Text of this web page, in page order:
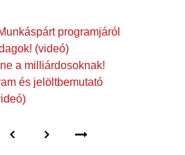
programjáról
(videó)
a milliárdosoknak!
és jelöltbemutató